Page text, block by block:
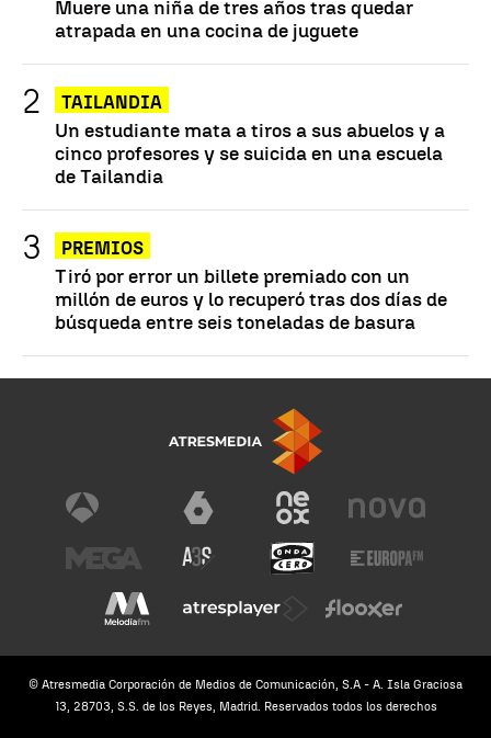
Muere una niña de tres años tras quedar
atrapada en una cocina de juguete
TAILANDIA
Un estudiante mata a tiros a sus abuelos y a
cinco profesores y se suicida en una escuela
de Tailandia
PREMIOS
Tiró por error un billete premiado con un
millón de euros y lo recuperó tras dos días de
búsqueda entre seis toneladas de basura
© Atresmedia Corporación de Medios de Comunicación, S.A - A. Isla Graciosa
13, 28703, S.S. de los Reyes, Madrid. Reservados todos los derechos